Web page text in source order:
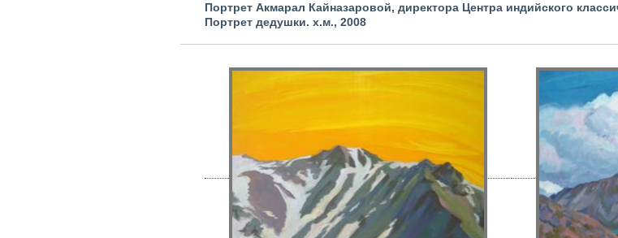
Портрет Акмарал Кайназаровой, директора Центра индийского
Портрет дедушки. х.м., 2008